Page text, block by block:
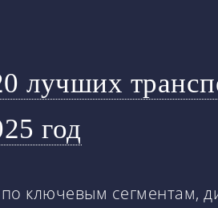
лучших
год
ключевым сегментам,